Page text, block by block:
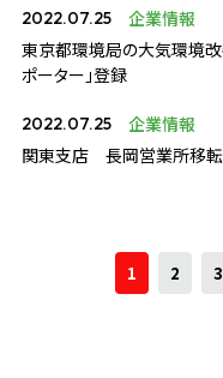
2022.07.25
企業情報
東京都環境局の大気環境
ポーター」登録
2022.07.25
企業情報
関東支店 長岡営業所移転
1 2 3